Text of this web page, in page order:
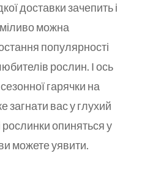
доставки зачепить і
можна
популярності
рослин. І ось
гарячки на
загнати вас у глухий
опиняться у
можете уявити.